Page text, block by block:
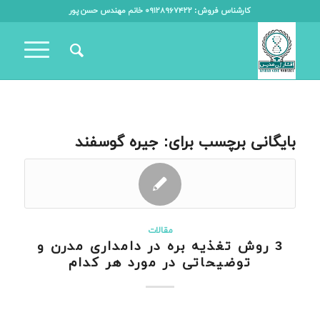
کارشناس فروش: ۰۹۱۲۸۹۶۷۴۲۲ خانم مهندس حسن پور
بایگانی برچسب برای: جیره گوسفند
مقالات
3 روش تغذیه بره در دامداری مدرن و
توضیحاتی در مورد هر کدام